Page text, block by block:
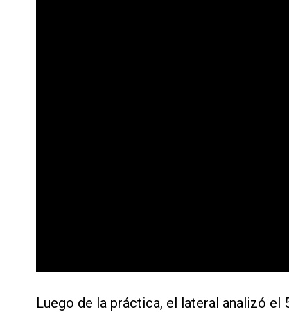
Luego de la práctica, el lateral analizó el